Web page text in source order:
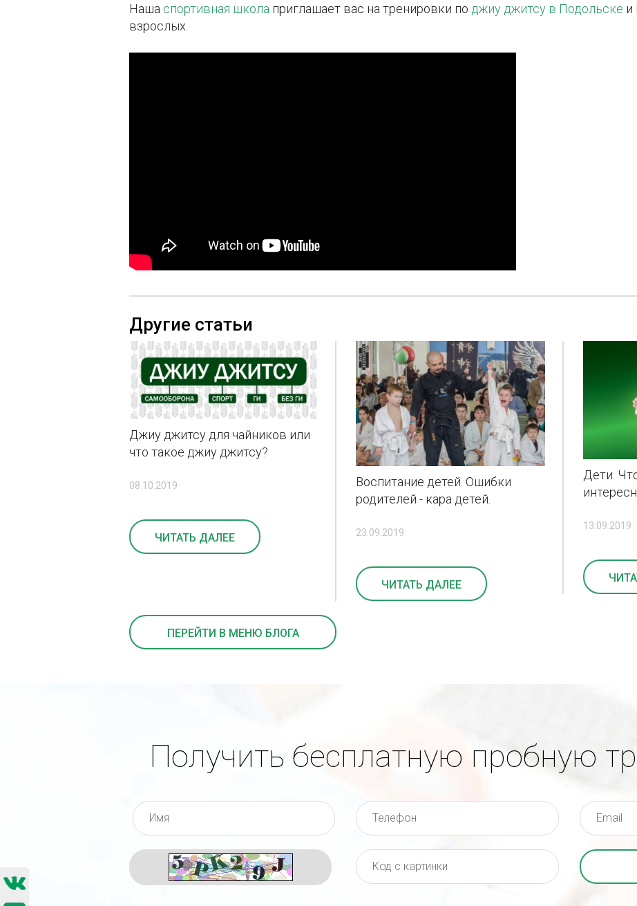
Наша спортивная школа приглашает вас на тренировки по джиу джитсу в Подольске и
взрослых.
Другие статьи
Джиу джитсу для чайников или
что такое джиу джитсу?
08.10.2019
ЧИТАТЬ ДАЛЕЕ
Воспитание детей. Ошибки
родителей - кара детей.
23.09.2019
ЧИТАТЬ ДАЛЕЕ
Дети.
13.09.2019
ПЕРЕЙТИ В МЕНЮ БЛОГА
Получить бесплатную пробную